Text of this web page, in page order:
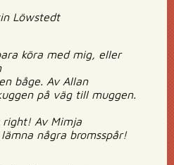
Löwstedt
köra med mig, eller
båge. Av Allan
på väg till muggen.
Av Mimja
några bromsspår!